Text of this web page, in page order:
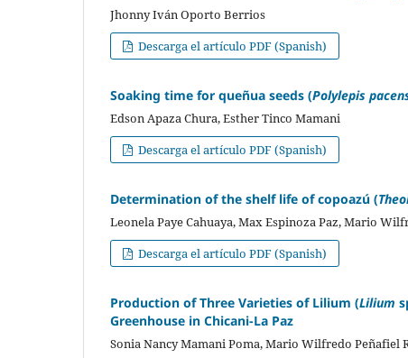
Jhonny Iván Oporto Berrios
Descarga el artículo PDF (Spanish)
Soaking time for queñua seeds (Polylepis
Edson Apaza Chura, Esther Tinco Mamani
Descarga el artículo PDF (Spanish)
Determination of the shelf life of copoazú (
Leonela Paye Cahuaya, Max Espinoza Paz, Mario
Descarga el artículo PDF (Spanish)
Production of Three Varieties of Lilium (Lilium
Greenhouse in Chicani-La Paz
Sonia Nancy Mamani Poma, Mario Wilfredo Peñafiel